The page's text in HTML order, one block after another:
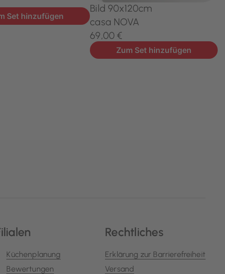
Küchenplanung
Bewertungen
Rechtliches
Erklärung zur Barrierefreiheit
Versand